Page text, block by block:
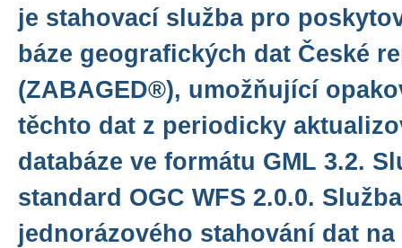
je stahovací služba pro
báze geografických dat České
(ZABAGED®), umožňující
těchto dat z periodicky
databáze ve formátu GML 3.2.
standard OGC WFS 2.0.0.
jednorázového stahování dat na